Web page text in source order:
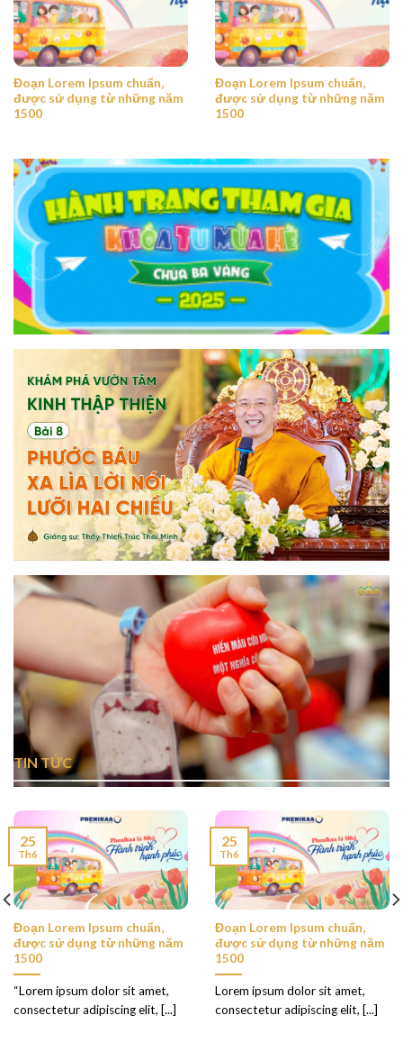
Đoạn Lorem Ipsum chuẩn,
được sử dụng từ những năm
1500
Đoạn Lorem Ipsum chuẩn,
được sử dụng từ những năm
1500
TIN TỨC
Đoạn Lorem Ipsum chuẩn,
được sử dụng từ những năm
1500
“Lorem ipsum dolor sit amet,
consectetur adipiscing elit, [...]
25
Th6
Đoạn Lorem Ipsum chuẩn,
được sử dụng từ những năm
1500
Lorem ipsum dolor sit amet,
consectetur adipiscing elit, [...]
25
Th6